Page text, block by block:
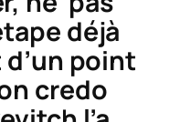
déjà
d’un point
credo